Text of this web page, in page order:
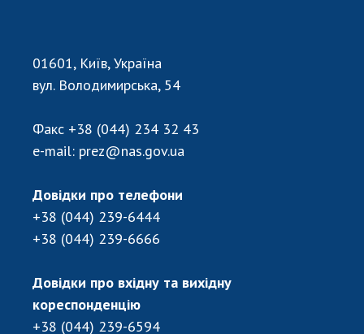
01601, Київ, Україна
вул. Володимирська, 54
Факс +38 (044) 234 32 43
e-mail: prez@nas.gov.ua
Довідки про телефони
+38 (044) 239-6444
+38 (044) 239-6666
Довідки про вхідну та вихідну
кореспонденцію
+38 (044) 239-6594